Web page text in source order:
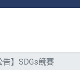
告】SDGs競賽